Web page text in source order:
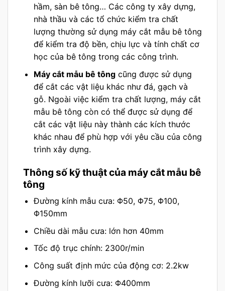
hầm, sàn bê tông… Các công ty xây dựng,
nhà thầu và các tổ chức kiểm tra chất
lượng thường sử dụng máy cắt mẫu bê tông
để kiểm tra độ bền, chịu lực và tính chất cơ
học của bê tông trong các công trình.
Máy cắt mẫu bê tôngcũng được sử dụng
để cắt các vật liệu khác như đá, gạch và
gỗ. Ngoài việc kiểm tra chất lượng, máy cắt
mẫu bê tông còn có thể được sử dụng để
cắt các vật liệu này thành các kích thước
khác nhau để phù hợp với yêu cầu của công
trình xây dựng.
Thông số kỹ thuật của máy cắt mẫu bê
tông
Đường kính mẫu cưa: Φ50, Φ75, Φ100,
Φ150mm
Chiều dài mẫu cưa: lớn hơn 40mm
Tốc độ trục chính: 2300r/min
Công suất định mức của động cơ: 2.2kw
Đường kính lưỡi cưa: Φ400mm